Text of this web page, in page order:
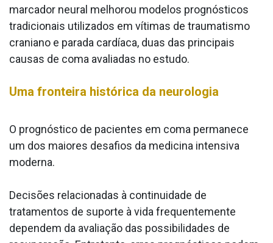
marcador neural melhorou modelos prognósticos
tradicionais utilizados em vítimas de traumatismo
craniano e parada cardíaca, duas das principais
causas de coma avaliadas no estudo.
Uma fronteira histórica da neurologia
O prognóstico de pacientes em coma permanece
um dos maiores desafios da medicina intensiva
moderna.
Decisões relacionadas à continuidade de
tratamentos de suporte à vida frequentemente
dependem da avaliação das possibilidades de